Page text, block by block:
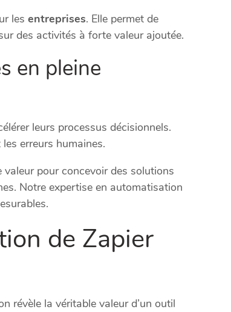
les entreprises. Elle permet de
des activités à forte valeur ajoutée.
en pleine
leurs processus décisionnels.
erreurs humaines.
pour concevoir des solutions
Notre expertise en automatisation
de Zapier
révèle la véritable valeur d’un outil